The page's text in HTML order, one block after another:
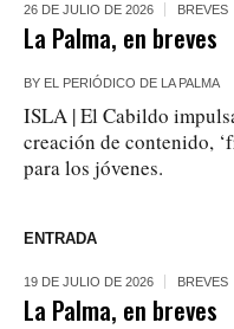
26 DE JULIO DE 2026 BREVES
La Palma, en breves
BY EL PERIÓDICO DE LA PALMA
ISLA | El Cabildo
creación de contenido,
para los jóvenes.
ENTRADA
19 DE JULIO DE 2026 BREVES
La Palma, en breves